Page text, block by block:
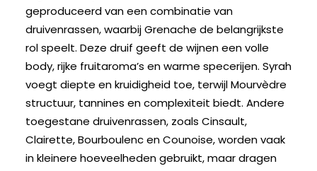
geproduceerd van een combinatie van
druivenrassen, waarbijGrenache de belangrijkste
rol speelt. Deze druif geeft de wijnen een volle
body, rijke fruitaroma’s en warme specerijen. Syrah
voegt diepte en kruidigheid toe, terwijl Mourvèdre
structuur, tannines en complexiteit biedt. Andere
toegestane druivenrassen, zoals Cinsault,
Clairette, Bourboulenc en Counoise, worden vaak
in kleinere hoeveelheden gebruikt, maar dragen